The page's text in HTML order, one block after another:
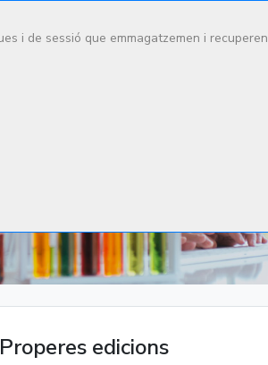
i de sessió que emmagatzemen i recuperen
Properes edicions